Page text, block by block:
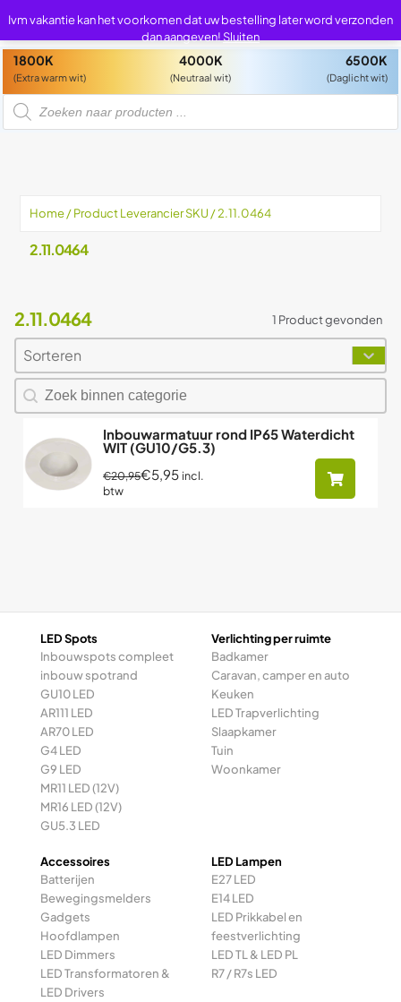
1800K
(Extra warm wit)
4000K
(Neutraal wit)
6500K
(Daglicht wit)
P
d
Home/ Product Leverancier SKU / 2.11.0464
2.11.0464
2.11.0464 1 Product gevonden
Sorteren
Sort content
Zoeken naar producten
Search content
Inbouwarmatuur rond IP65 Waterdicht
WIT (GU10/G5.3)
€20,95€5,95 incl.
btw
LED Spots
Inbouwspots compleet
inbouw spotrand
GU10 LED
AR111 LED
AR70 LED
G4 LED
G9 LED
MR11 LED (12V)
MR16 LED (12V)
GU5.3 LED
Verlichting per ruimte
Badkamer
Caravan, camper en auto
Keuken
LED Trapverlichting
Slaapkamer
Tuin
Woonkamer
Accessoires
Batterijen
Bewegingsmelders
Gadgets
Hoofdlampen
LED Dimmers
LED Transformatoren &
LED Drivers
LED Lampen
E27 LED
E14 LED
LED Prikkabel en
feestverlichting
LED TL & LED PL
R7 / R7s LED
Ivm vakantie kan het voorkomen dat uw bestelling later word verzonden
dan aangeven! Sluiten